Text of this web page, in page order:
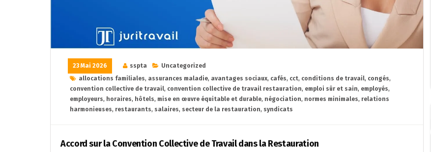
23 Mai 2026 sspta
Uncategorized
allocations familiales, assurances maladie, avantages sociaux, cafés, cct, conditions de travail, congés,
convention collective de travail, convention collective de travail restauration, emploi sûr et sain, employés,
employeurs, horaires, hôtels, mise en œuvre équitable et durable, négociation, normes minimales, relations
harmonieuses, restaurants, salaires, secteur de la restauration, syndicats
Accord sur la Convention Collective de Travail dans la Restauration